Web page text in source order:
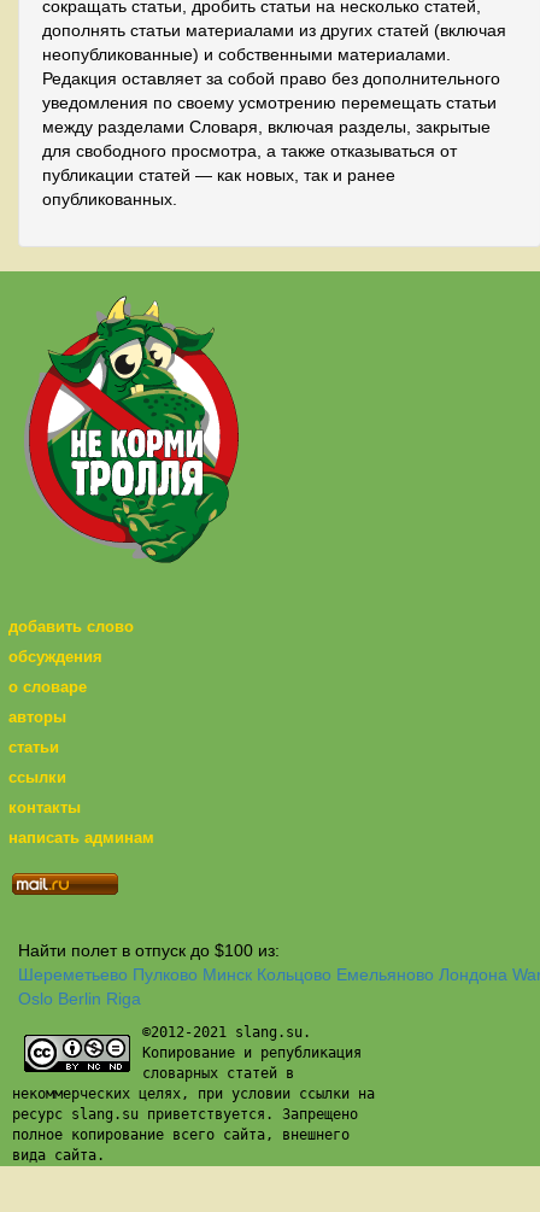
сокращать статьи, дробить статьи на несколько статей,
дополнять статьи материалами из других статей (включая
неопубликованные) и собственными материалами.
Редакция оставляет за собой право без дополнительного
уведомления по своему усмотрению перемещать статьи
между разделами Словаря, включая разделы, закрытые
для свободного просмотра, а также отказываться от
публикации статей — как новых, так и ранее
опубликованных.
добавить слово
обсуждения
о словаре
авторы
статьи
ссылки
контакты
написать админам
Найти полет в отпуск до $100 из:
Шереметьево Пулково Минск Кольцово Емельяново Лондона
Oslo Berlin Riga
©2012-2021 slang.su.
Копирование и републикация
словарных статей в
некоммерческих целях, при условии ссылки на
ресурс slang.su приветствуется. Запрещено
полное копирование всего сайта, внешнего
вида сайта.